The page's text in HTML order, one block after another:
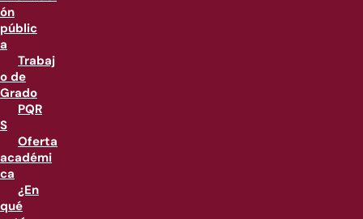
ón
públic
a
Trabaj
o de
Grado
PQR
S
Oferta
académi
ca
¿En
qué